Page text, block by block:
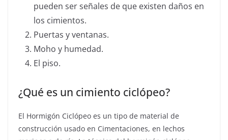
pueden ser señales de que existen daños en
los cimientos.
Puertas y ventanas.
Moho y humedad.
El piso.
¿Qué es un cimiento ciclópeo?
El Hormigón Ciclópeo es un tipo de material de
construcción usado en Cimentaciones, en lechos